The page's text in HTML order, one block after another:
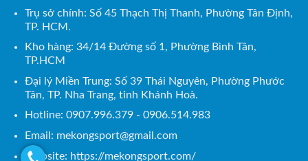
Trụ sở chính: Số 45 Thạch Thị Thanh, Phường Tân Định,
TP. HCM.
Kho hàng: 34/14 Đường số 1, Phường Bình Tân,
TP.HCM
Đại lý Miền Trung: Số 39 Thái Nguyên, Phường Phước
Tân, TP. Nha Trang, tỉnh Khánh Hoà.
Hotline: 0907.996.379 - 0906.514.983
Email: mekongsport@gmail.com
Website: https://mekongsport.com/